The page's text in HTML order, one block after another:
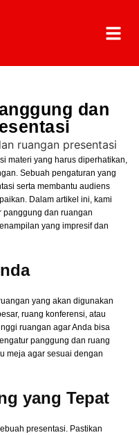
dan
materi yang harus diperhatikan,
Sebuah pengaturan yang
serta membantu audiens
Dalam artikel ini, kami
panggung dan ruangan
yang impresif dan
yang akan digunakan
ruang konferensi, atau
ruangan agar Anda bisa
panggung dan ruang
meja agar sesuai dengan
yang Tepat
presentasi. Pastikan